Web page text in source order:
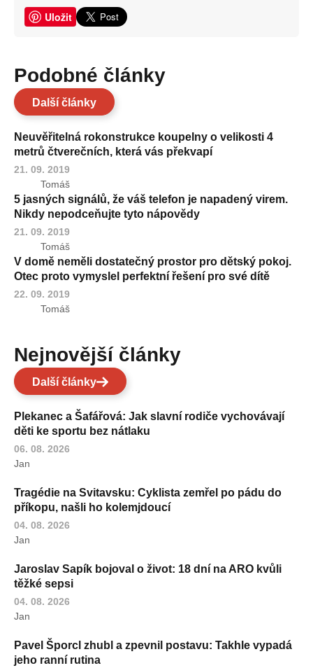
Uložit
Podobné články
Další články
Neuvěřitelná rokonstrukce koupelny o velikosti 4
metrů čtverečních, která vás překvapí
21. 09. 2019
Tomáš
5 jasných signálů, že váš telefon je napadený virem.
Nikdy nepodceňujte tyto nápovědy
21. 09. 2019
Tomáš
V domě neměli dostatečný prostor pro dětský pokoj.
Otec proto vymyslel perfektní řešení pro své dítě
22. 09. 2019
Tomáš
Nejnovější články
Další články
Plekanec a Šafářová: Jak slavní rodiče vychovávají
děti ke sportu bez nátlaku
06. 08. 2026
Jan
Tragédie na Svitavsku: Cyklista zemřel po pádu do
příkopu, našli ho kolemjdoucí
04. 08. 2026
Jan
Jaroslav Sapík bojoval o život: 18 dní na ARO kvůli
těžké sepsi
04. 08. 2026
Jan
Pavel Šporcl zhubl a zpevnil postavu: Takhle vypadá
jeho ranní rutina